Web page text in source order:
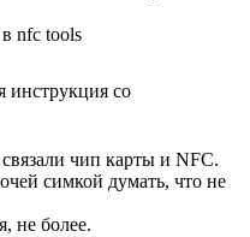
nfc tools
инструкция со
чип карты и NFC.
симкой думать, что не
не более.